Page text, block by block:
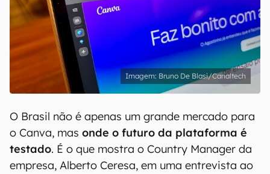
Bruno De Blasi/Canaltech
O Brasil não é apenas um grande mercado para
o Canva, mas onde o futuro da plataforma é
testado. É o que mostra o Country Manager da
empresa, Alberto Ceresa, em uma entrevista ao